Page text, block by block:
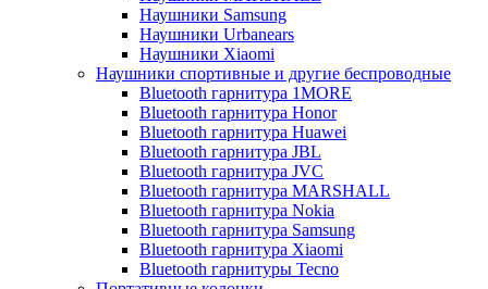
Наушники Samsung
Наушники Urbanears
Наушники Xiaomi
Наушники спортивные и другие беспроводные
Bluetooth гарнитура 1MORE
Bluetooth гарнитура Honor
Bluetooth гарнитура Huawei
Bluetooth гарнитура JBL
Bluetooth гарнитура JVC
Bluetooth гарнитура MARSHALL
Bluetooth гарнитура Nokia
Bluetooth гарнитура Samsung
Bluetooth гарнитура Xiaomi
Bluetooth гарнитуры Tecno